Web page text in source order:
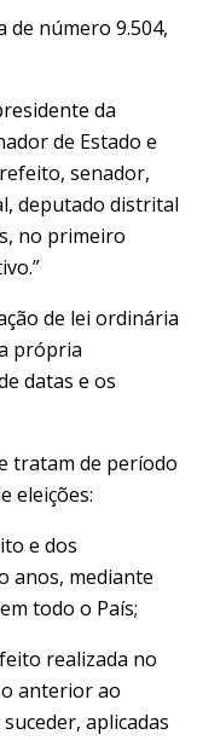
de número 9.504,
da
de Estado e
senador,
deputado distrital
no primeiro
de lei ordinária
própria
datas e os
tratam de período
eleições:​
e dos
anos, mediante
todo o País;
realizada no
anterior ao
aplicadas